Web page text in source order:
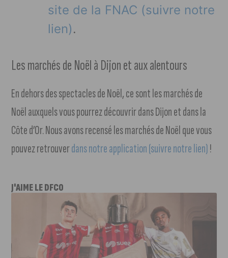
site de la FNAC (suivre notre
lien).
Les marchés de Noël à Dijon et aux alentours
En dehors des spectacles de Noël, ce sont les marchés de
Noël auxquels vous pourrez découvrir dans Dijon et dans la
Côte d’Or. Nous avons recensé les marchés de Noël que vous
pouvez retrouverdans notre application (suivre notre lien)!
J'AIME LE DFCO